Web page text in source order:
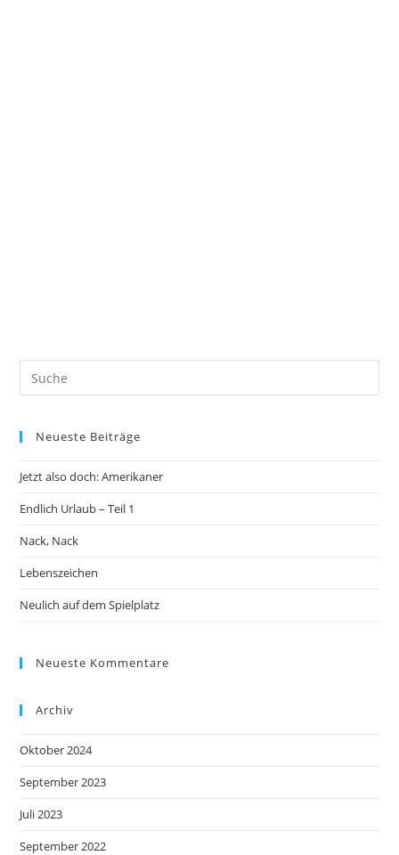
Neueste Beiträge
Jetzt also doch: Amerikaner
Endlich Urlaub – Teil 1
Nack, Nack
Lebenszeichen
Neulich auf dem Spielplatz
Neueste Kommentare
Archiv
Oktober 2024
September 2023
Juli 2023
September 2022